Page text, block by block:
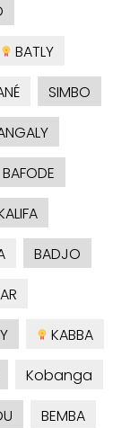
BATLY
SIMBO
BAFODE
BADJO
KABBA
Kobanga
BEMBA